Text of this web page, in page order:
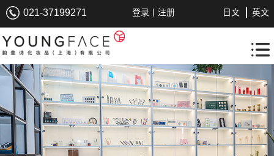
021-37199271 登录 | 注册 英文
日文